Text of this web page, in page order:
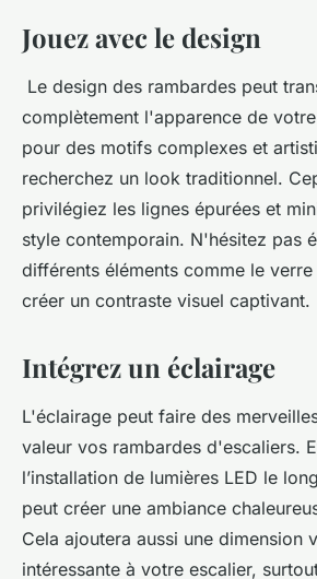
Jouez avec le design
Le design des rambardes peut
complètement l'apparence de
pour des motifs complexes et
recherchez un look traditionnel.
privilégiez les lignes épurées et
style contemporain. N'hésitez pas
différents éléments comme le
créer un contraste visuel captivant.
Intégrez un éclairage
L'éclairage peut faire des
valeur vos rambardes d'escaliers.
l’installation de lumières LED le
peut créer une ambiance
Cela ajoutera aussi une dimension
intéressante à votre escalier,